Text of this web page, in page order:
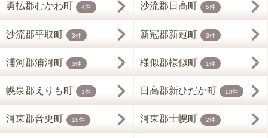
勇払郡むかわ町 4件 沙流郡日高町 5件
沙流郡平取町 3件 新冠郡新冠町 3件
浦河郡浦河町 3件 様似郡様似町 1件
幌泉郡えりも町 1件 日高郡新ひだか町 10件
河東郡音更町 16件 河東郡士幌町 2件